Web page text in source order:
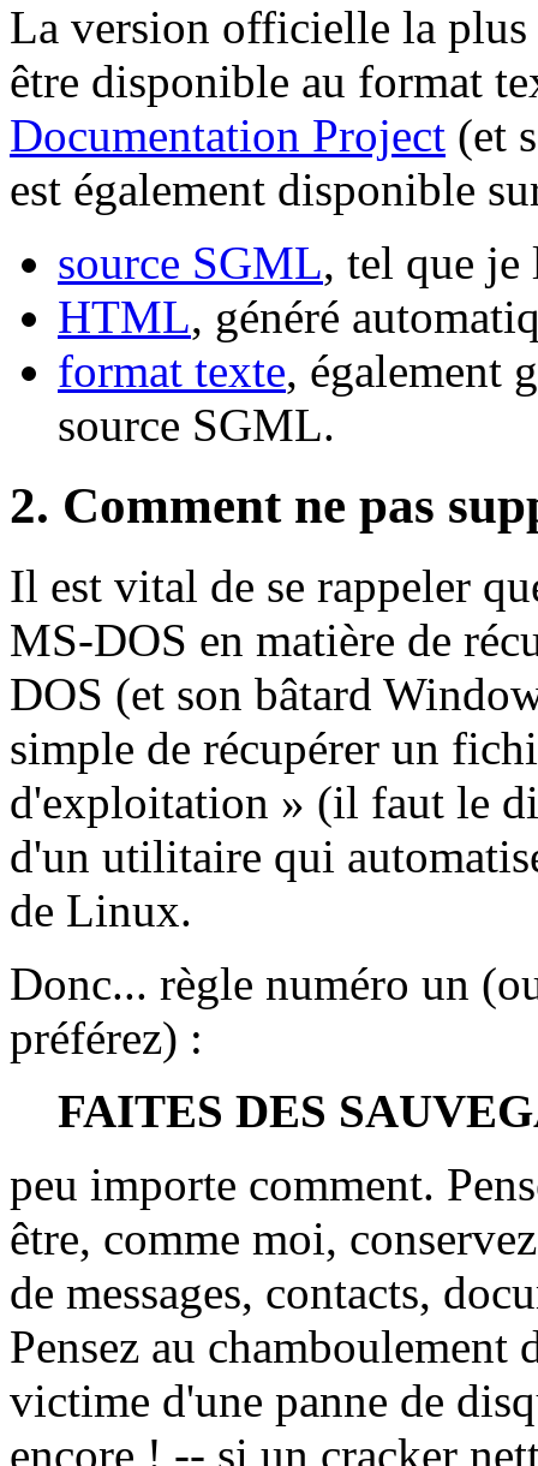
La version officielle la plus
être disponible au format
Documentation Project (et
est également disponible
source SGML, tel que
HTML, généré
format texte, également
source SGML.
2. Comment ne pas
Il est vital de se rappeler
MS-DOS en matière de
DOS (et son bâtard
simple de récupérer un
d'exploitation » (il faut le
d'un utilitaire qui
de Linux.
Donc... règle numéro un
préférez) :
FAITES DES
peu importe comment.
être, comme moi,
de messages, contacts,
Pensez au
victime d'une panne de
encore ! -- si un cracker